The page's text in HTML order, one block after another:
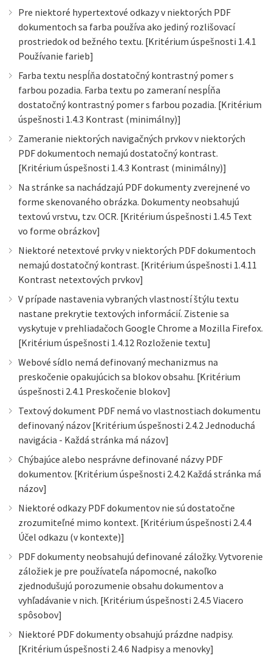
Pre niektoré hypertextové odkazy v niektorých PDF
dokumentoch sa farba používa ako jediný rozlišovací
prostriedok od bežného textu. [Kritérium úspešnosti 1.4.1
Používanie farieb]
Farba textu nespĺňa dostatočný kontrastný pomer s
farbou pozadia. Farba textu po zameraní nespĺňa
dostatočný kontrastný pomer s farbou pozadia. [Kritérium
úspešnosti 1.4.3 Kontrast (minimálny)]
Zameranie niektorých navigačných prvkov v niektorých
PDF dokumentoch nemajú dostatočný kontrast.
[Kritérium úspešnosti 1.4.3 Kontrast (minimálny)]
Na stránke sa nachádzajú PDF dokumenty zverejnené vo
forme skenovaného obrázka. Dokumenty neobsahujú
textovú vrstvu, tzv. OCR. [Kritérium úspešnosti 1.4.5 Text
vo forme obrázkov]
Niektoré netextové prvky v niektorých PDF dokumentoch
nemajú dostatočný kontrast. [Kritérium úspešnosti 1.4.11
Kontrast netextových prvkov]
V prípade nastavenia vybraných vlastností štýlu textu
nastane prekrytie textových informácií. Zistenie sa
vyskytuje v prehliadačoch Google Chrome a Mozilla Firefox.
[Kritérium úspešnosti 1.4.12 Rozloženie textu]
Webové sídlo nemá definovaný mechanizmus na
preskočenie opakujúcich sa blokov obsahu. [Kritérium
úspešnosti 2.4.1 Preskočenie blokov]
Textový dokument PDF nemá vo vlastnostiach dokumentu
definovaný názov [Kritérium úspešnosti 2.4.2 Jednoduchá
navigácia - Každá stránka má názov]
Chýbajúce alebo nesprávne definované názvy PDF
dokumentov. [Kritérium úspešnosti 2.4.2 Každá stránka má
názov]
Niektoré odkazy PDF dokumentov nie sú dostatočne
zrozumiteľné mimo kontext. [Kritérium úspešnosti 2.4.4
Účel odkazu (v kontexte)]
PDF dokumenty neobsahujú definované záložky. Vytvorenie
záložiek je pre používateľa nápomocné, nakoľko
zjednodušujú porozumenie obsahu dokumentov a
vyhľadávanie v nich. [Kritérium úspešnosti 2.4.5 Viacero
spôsobov]
Niektoré PDF dokumenty obsahujú prázdne nadpisy.
[Kritérium úspešnosti 2.4.6 Nadpisy a menovky]